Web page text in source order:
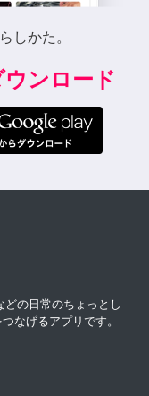
しかた。
ンロード
の日常のちょっとし
なげるアプリです。